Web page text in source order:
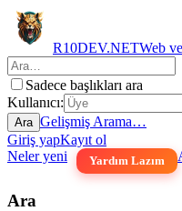
R10DEV.NETWeb
Sadece başlıkları ara
Kullanıcı:
Ara Gelişmiş Arama…
Giriş yapKayıt ol
Neler yeni
Yardım Lazım
Ara